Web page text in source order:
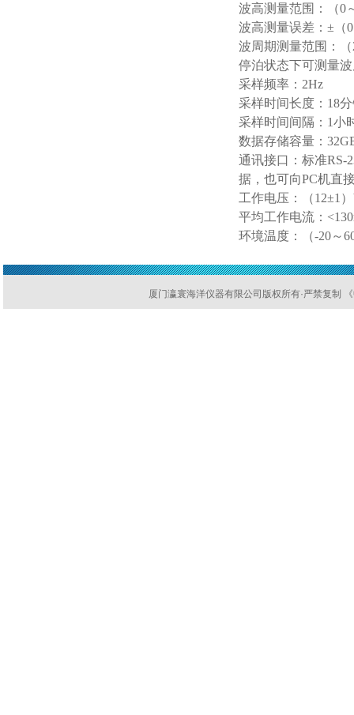
波高测量范围：（0
波高测量误差： ±（
波周期测量范围：（
停泊状态下可测量
采样频率： 2Hz
采样时间长度： 18
采样时间间隔： 1小
数据存储容量：
通讯接口：标准RS-
据，也可向PC机直
工作电压：（12±1 ）
平均工作电流：
环境温度：（-20～
厦门瀛寰海洋仪器有限公司版权所有·严禁复制